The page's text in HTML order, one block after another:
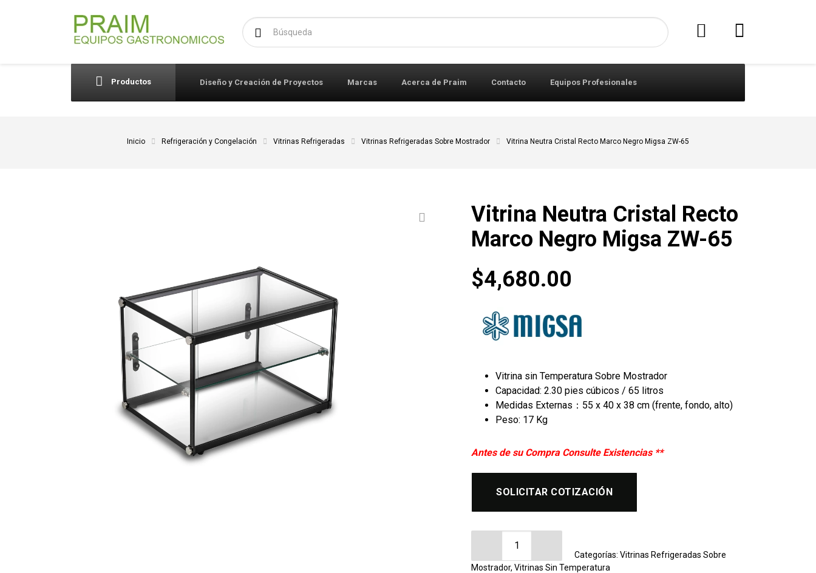
Buscar:
Productos Diseño y Creación de Proyectos Marcas Acerca de Praim Contacto Equipos Profesionales
Inicio Refrigeración y Congelación Vitrinas Refrigeradas Vitrinas Refrigeradas Sobre Mostrador Vitrina Neutra Cristal Recto Marco Negro Migsa ZW-65
Vitrina Neutra Cristal Recto
Marco Negro Migsa ZW-65
$4,680.00
Vitrina sin Temperatura Sobre Mostrador
Capacidad: 2.30 pies cúbicos / 65 litros
Medidas Externas：55 x 40 x 38 cm (frente, fondo, alto)
Peso: 17 Kg
Antes de su Compra Consulte Existencias **
SOLICITAR COTIZACIÓN
Vitrina Neutra Cristal Recto Marco Negro Migsa ZW-65
Categorías:Vitrinas Refrigeradas Sobre
Mostrador,Vitrinas Sin Temperatura